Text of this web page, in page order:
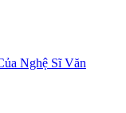
Nghệ Sĩ Văn